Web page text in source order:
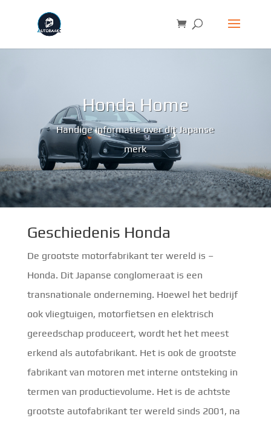
Honda Home
Handige informatie over dit Japanse
merk
Geschiedenis Honda
De grootste motorfabrikant ter wereld is –
Honda. Dit Japanse conglomeraat is een
transnationale onderneming. Hoewel het bedrijf
ook vliegtuigen, motorfietsen en elektrisch
gereedschap produceert, wordt het het meest
erkend als autofabrikant. Het is ook de grootste
fabrikant van motoren met interne ontsteking in
termen van productievolume. Het is de achtste
grootste autofabrikant ter wereld sinds 2001, na